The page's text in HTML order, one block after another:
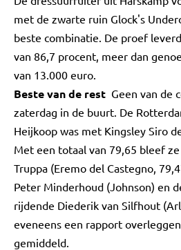
met de zwarte ruin Glock's
beste combinatie. De proef
van 86,7 procent, meer dan
van 13.000 euro.
Beste van de rest Geen van de
zaterdag in de buurt. De
Heijkoop was met Kingsley Siro
Met een totaal van 79,65 bleef
Truppa (Eremo del Castegno,
Peter Minderhoud (Johnson) en
rijdende Diederik van Silfhout
eveneens een rapport
gemiddeld.